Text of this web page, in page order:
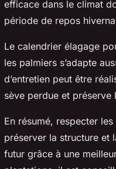
efficace dans le climat
période de repos
Le calendrier élagage
les palmiers s’adapte
d’entretien peut être
sève perdue et
En résumé, respecter
préserver la structure et
futur grâce à une